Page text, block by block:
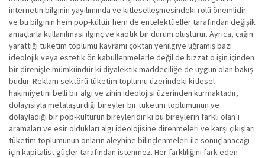
internetin bilginin yayılımında ve kitleselleşmesindeki rolü önemlidir
ve bu bilginin hem pop-kültür hem de entelektüeller tarafından değişik
amaçlarla kullanılması ilginç ve kaotik bir durum oluşturur. Ayrıca, çağın
yarattığı tüketim toplumu kavramı çoktan yenilgiye uğramış bazı
ideolojik veya estetik ön kabullenmelerle değil de bizzat o işin içinden
bir direnişle mümkündür ki diyalektik maddeciliğe de uygun olan bakış
budur. Reklam sektörü tüketim toplumu üzerindeki kitlesel
hakimiyetini belli bir algı ve zihin ideolojisi üzerinden kurmaktadır,
dolayısıyla metalaştırdığı bireyler bir tüketim toplumunun ve
dolayladığı bir pop-kültürün bireyleridir ki bu bireylerin farklı olan’ı
aramaları ve esir oldukları algı ideolojisine direnmeleri ve karşı çıkışları
tüketim toplumunun onların aleyhine bilinçlenmeleri ile sonuçlanacağı
için kapitalist güçler tarafından istenmez. Her farklılığını fark eden